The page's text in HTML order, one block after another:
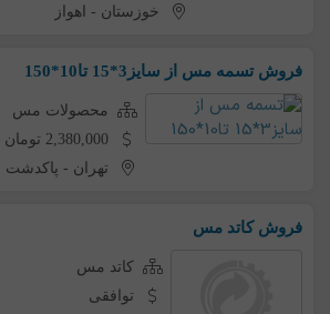
خوزستان - اهواز
فروش تسمه مس از سایز3*15 تا10*150
محصولات مس
2,380,000 تومان به ازای هر کیلو
تهران - پاکدشت
فروش کاتد مس
کاتد مس
توافقی